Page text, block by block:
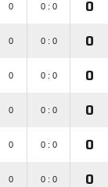
0 0 : 0 0
0 0 : 0 0
0 0 : 0 0
0 0 : 0 0
0 0 : 0 0
0 0 : 0 0